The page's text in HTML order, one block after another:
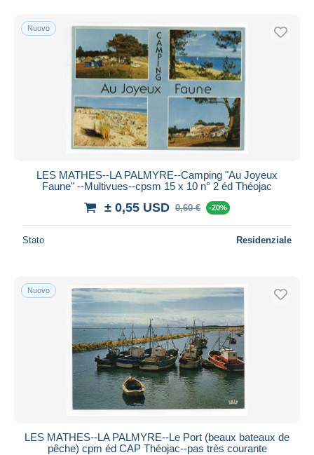
Nuovo
LES MATHES--LA PALMYRE--Camping "Au Joyeux
Faune" --Multivues--cpsm 15 x 10 n° 2 éd Théojac
± 0,55 USD 0,60 € -20%
Stato Residenziale
Nuovo
LES MATHES--LA PALMYRE--Le Port (beaux bateaux de
pêche) cpm éd CAP Théojac--pas très courante